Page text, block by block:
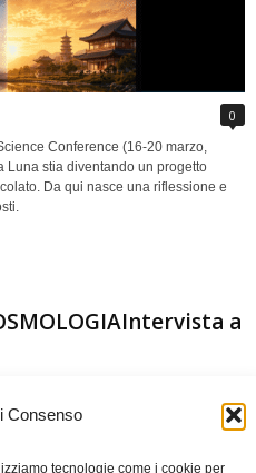
Consenso
tecnologie come i cookie per
0
Conference (16-20 marzo,
Luna stia diventando un progetto
Da qui nasce una riflessione e
a